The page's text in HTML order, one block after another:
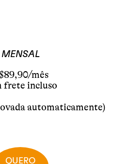
MENSAL
mês
frete incluso
automaticamente)
QUERO